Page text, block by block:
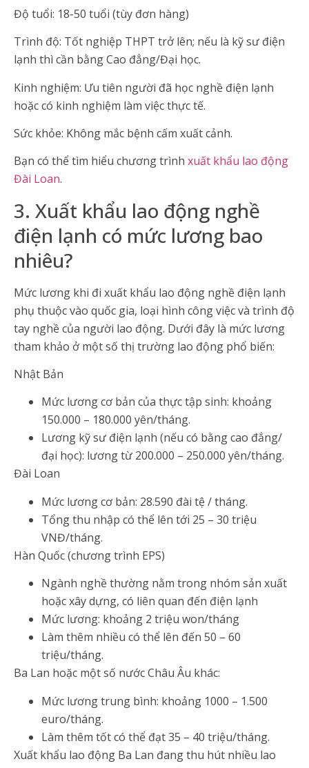
Độ tuổi: 18-50 tuổi (tùy đơn hàng)
Trình độ: Tốt nghiệp THPT trở lên; nếu là kỹ sư điện
lạnh thì cần bằng Cao đẳng/Đại học.
Kinh nghiệm: Ưu tiên người đã học nghề điện lạnh
hoặc có kinh nghiệm làm việc thực tế.
Sức khỏe: Không mắc bệnh cấm xuất cảnh.
Bạn có thể tìm hiểu chương trình xuất khẩu lao động
Đài Loan.
3. Xuất khẩu lao động nghề
điện lạnh có mức lương bao
nhiêu?
Mức lương khi đi xuất khẩu lao động nghề điện lạnh
phụ thuộc vào quốc gia, loại hình công việc và trình độ
tay nghề của người lao động. Dưới đây là mức lương
tham khảo ở một số thị trường lao động phổ biến:
Nhật Bản
Mức lương cơ bản của thực tập sinh: khoảng
150.000 – 180.000 yên/tháng.
Lương kỹ sư điện lạnh (nếu có bằng cao đẳng/
đại học): lương từ 200.000 – 250.000 yên/tháng.
Đài Loan
Mức lương cơ bản: 28.590 đài tệ / tháng.
Tổng thu nhập có thể lên tới 25 – 30 triệu
VNĐ/tháng.
Hàn Quốc (chương trình EPS)
Ngành nghề thường nằm trong nhóm sản xuất
hoặc xây dựng, có liên quan đến điện lạnh
Mức lương: khoảng 2 triệu won/tháng
Làm thêm nhiều có thể lên đến 50 – 60
triệu/tháng.
Ba Lan hoặc một số nước Châu Âu khác:
Mức lương trung bình: khoảng 1000 – 1.500
euro/tháng.
Làm thêm tốt có thể đạt 35 – 40 triệu/tháng.
Xuất khẩu lao động Ba Lan đang thu hút nhiều lao